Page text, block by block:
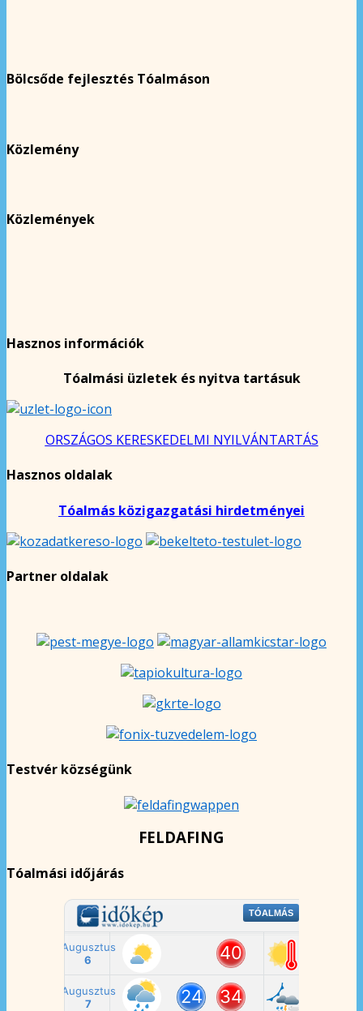
Bölcsőde fejlesztés Tóalmáson
Közlemény
Közlemények
Hasznos információk
Tóalmási üzletek és nyitva tartásuk
ORSZÁGOS KERESKEDELMI NYILVÁNTARTÁS
Hasznos oldalak
Tóalmás közigazgatási hirdetményei
Partner oldalak
Testvér községünk
FELDAFING
Tóalmási időjárás